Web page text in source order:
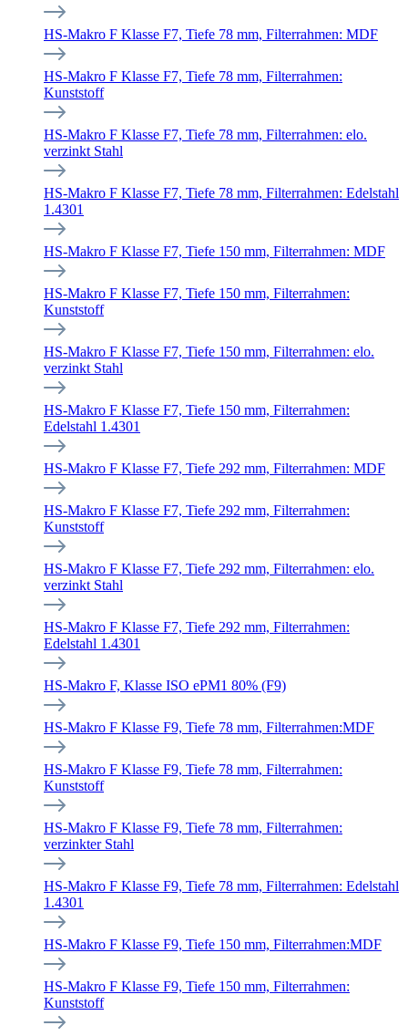
HS-Makro F Klasse F7, Tiefe 78 mm, Filterrahmen: MDF
HS-Makro F Klasse F7, Tiefe 78 mm, Filterrahmen:
Kunststoff
HS-Makro F Klasse F7, Tiefe 78 mm, Filterrahmen: elo.
verzinkt Stahl
HS-Makro F Klasse F7, Tiefe 78 mm, Filterrahmen: Edelstahl
1.4301
HS-Makro F Klasse F7, Tiefe 150 mm, Filterrahmen: MDF
HS-Makro F Klasse F7, Tiefe 150 mm, Filterrahmen:
Kunststoff
HS-Makro F Klasse F7, Tiefe 150 mm, Filterrahmen: elo.
verzinkt Stahl
HS-Makro F Klasse F7, Tiefe 150 mm, Filterrahmen:
Edelstahl 1.4301
HS-Makro F Klasse F7, Tiefe 292 mm, Filterrahmen: MDF
HS-Makro F Klasse F7, Tiefe 292 mm, Filterrahmen:
Kunststoff
HS-Makro F Klasse F7, Tiefe 292 mm, Filterrahmen: elo.
verzinkt Stahl
HS-Makro F Klasse F7, Tiefe 292 mm, Filterrahmen:
Edelstahl 1.4301
HS-Makro F, Klasse ISO ePM1 80% (F9)
HS-Makro F Klasse F9, Tiefe 78 mm, Filterrahmen:MDF
HS-Makro F Klasse F9, Tiefe 78 mm, Filterrahmen:
Kunststoff
HS-Makro F Klasse F9, Tiefe 78 mm, Filterrahmen:
verzinkter Stahl
HS-Makro F Klasse F9, Tiefe 78 mm, Filterrahmen: Edelstahl
1.4301
HS-Makro F Klasse F9, Tiefe 150 mm, Filterrahmen:MDF
HS-Makro F Klasse F9, Tiefe 150 mm, Filterrahmen:
Kunststoff